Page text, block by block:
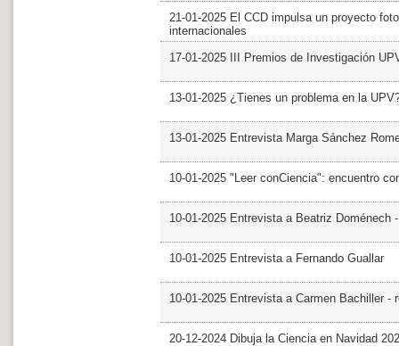
21-01-2025 El CCD impulsa un proyecto
internacionales
17-01-2025 III Premios de Investigación
13-01-2025 ¿Tienes un problema en la
13-01-2025 Entrevista Marga Sánchez
10-01-2025 "Leer conCiencia": encuentro
10-01-2025 Entrevista a Beatriz Doménech
10-01-2025 Entrevista a Fernando Guallar
10-01-2025 Entrevista a Carmen Bachiller -
20-12-2024 Dibuja la Ciencia en Navidad